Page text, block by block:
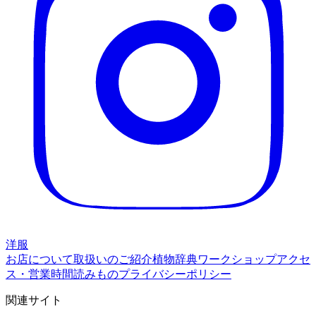
洋服
お店について取扱いのご紹介植物辞典ワークショップアクセ
ス・営業時間読みものプライバシーポリシー
関連サイト